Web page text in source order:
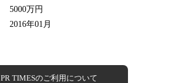
5000万円
2016年01月
PR TIMESのご利用について